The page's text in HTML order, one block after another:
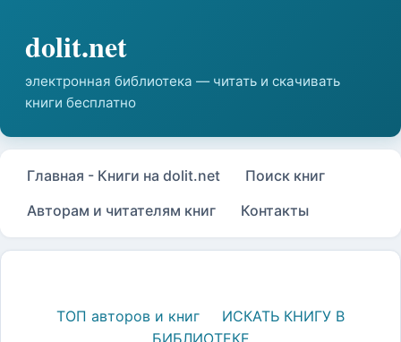
Главная - Книги на dolit.net
Поиск книг
Авторам и читателям книг
Контакты
ТОП авторов и книг
ИСКАТЬ КНИГУ В
БИБЛИОТЕКЕ